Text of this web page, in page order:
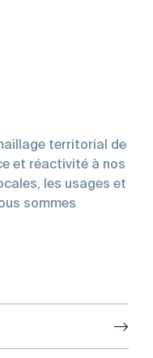
territorial de
et réactivité à nos
les usages et
sommes